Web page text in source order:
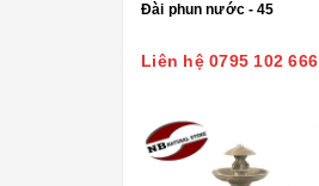
Đài phun nước - 45
Liên hệ 0795 102 666